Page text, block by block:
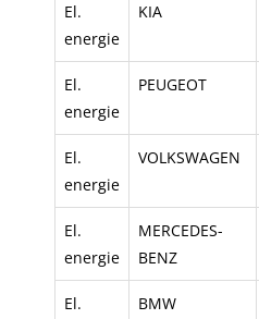
El.
energie
KIA
El.
energie
PEUGEOT
El.
energie
VOLKSWAGEN
El.
energie
MERCEDES-
BENZ
El.
BMW